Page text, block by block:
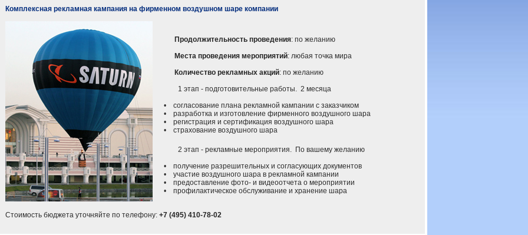
Комплексная рекламная кампания на фирменном воздушном шаре компании
Продолжительность проведения: по желанию
Места проведения мероприятий: любая точка мира
Количество рекламных акций: по желанию
1 этап - подготовительные работы. 2 месяца
• согласование плана рекламной кампании с заказчиком
• разработка и изготовление фирменного воздушного шара
• регистрация и сертификация воздушного шара
• страхование воздушного шара
2 этап - рекламные мероприятия. По вашему желанию
• получение разрешительных и согласующих документов
• участие воздушного шара в рекламной кампании
• предоставление фото- и видеоотчета о мероприятии
• профилактическое обслуживание и хранение шара
Стоимость бюджета уточняйте по телефону: +7 (495) 410-78-02